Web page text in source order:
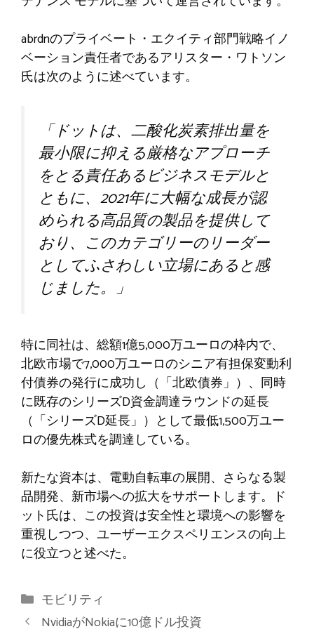
abrdnのプライベート・エクイティ部門戦略イノ
ベーション責任者であるアリスター・ワトソン
氏は次のように述べています。
「ドットは、二酸化炭素排出量を
最小限に抑える厳格なアプローチ
をとる責任あるビジネスモデルと
ともに、2021年に大幅な成長が認
められる高品質の製品を提供して
おり、このカテゴリーのリーダー
としてふさわしい立場にあると感
じました。」
特に同社は、総額1億5,000万ユーロの枠内で、
北欧市場で7,000万ユーロのシニア有担保変動利
付債券の発行に成功し（「北欧債券」）、同時
に既存のシリーズD資金調達ラウンドの延長
（「シリーズD延長」）として最低1,500万ユー
ロの優先株式を調達している。
新たな資本は、電動自転車の展開、さらなる製
品開発、新市場への拡大をサポートします。ド
ット氏は、この投資は安全性と環境への影響を
重視しつつ、ユーザーエクスペリエンスの向上
に役立つと述べた。
カ
テ
モビリティ
NvidiaがNokiaに10億ドル投資